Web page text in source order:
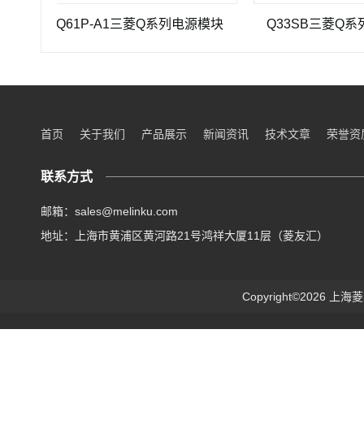
Q61P-A1三菱Q系列电源模块 Q33SB三菱Q系列PLC
首页 关于我们 产品展示 新闻资讯 技术文章 荣誉资
联系方式
邮箱：sales@melinku.com
地址：上海市黄浦区黄河路21号鸿祥大厦11层（菱友汇）
Copyright©2026 上海